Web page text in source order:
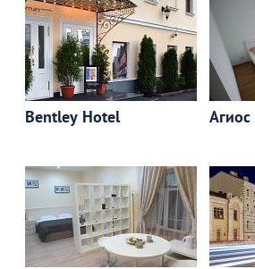
Bentley Hotel